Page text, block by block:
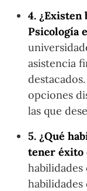
4. ¿Existen
Psicología
asistencia
opciones
las que
5. ¿Qué
tener éxito